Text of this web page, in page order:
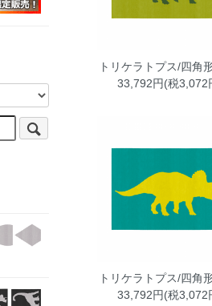
トリケラトプス/四角
33,792円(税3,072
トリケラトプス/四角
33,792円(税3,072